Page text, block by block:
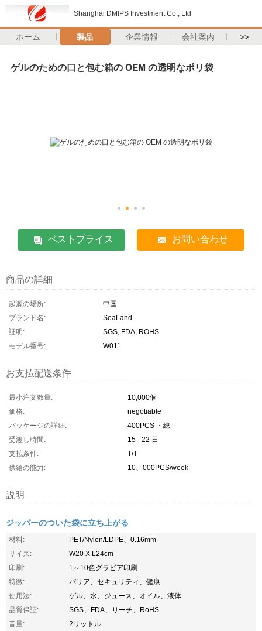
Shanghai DMIPS Investment Co., Ltd
ホーム 製品 企業情報 会社案内 >>
ゲルのための口と包む箱の OEM の透明なポリ袋
ベストプライス お問い合わせ
商品の詳細
起源の場所:
中国
ブランド名:
SeaLand
証明:
SGS, FDA, ROHS
モデル番号:
W011
お支払配送条件
最小注文数量:
10,000個
価格:
negotiable
パッケージの詳細:
400PCS ・総
受渡し時間:
15 - 22 日
支払条件:
T/T
供給の能力:
10、000PCS/week
説明
ジッパーのついた袋に立ち上がる
材料:
PET/Nylon/LDPE、0.16mm
サイズ:
W20 X L24cm
印刷:
1～10色グラビア印刷
特徴:
バリア、セキュリティ、健康
使用法:
ゲル、水、ジュース、オイル、液体
品質保証:
SGS、FDA、リーチ、RoHS
音量:
2リットル